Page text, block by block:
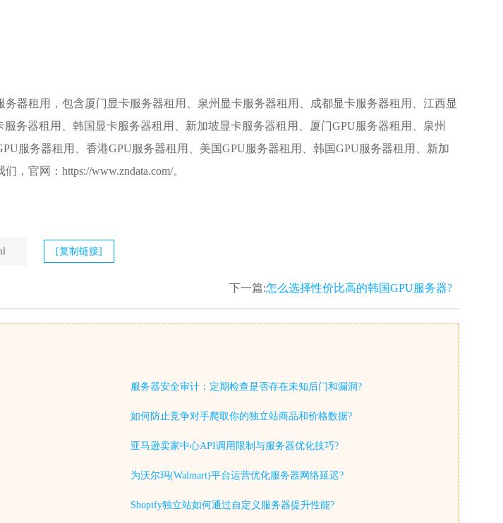
务器租用，包含厦门显卡服务器租用、泉州显卡服务器租用、成都显卡服务器租用、江西显
务器租用、韩国显卡服务器租用、新加坡显卡服务器租用、厦门GPU服务器租用、泉州
服务器租用、香港GPU服务器租用、美国GPU服务器租用、韩国GPU服务器租用、新加
，官网：https://www.zndata.com/。
[复制链接]
下一篇:怎么选择性价比高的韩国GPU服务器?
服务器安全审计：定期检查是否存在未知后门和漏洞?
如何防止竞争对手爬取你的独立站商品和价格数据?
亚马逊卖家中心API调用限制与服务器优化技巧?
为沃尔玛(Walmart)平台运营优化服务器网络延迟?
Shopify独立站如何通过自定义服务器提升性能?